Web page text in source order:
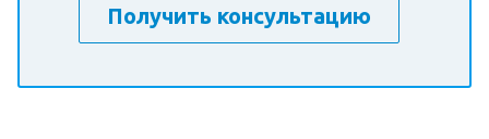
Получить консультацию